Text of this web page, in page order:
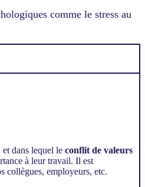
comme le stress au
dans lequel le conflit de valeurs
à leur travail. Il est
collègues, employeurs, etc.